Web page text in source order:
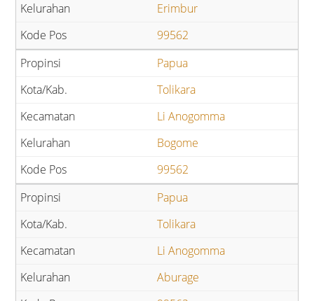
Erimbur
99562
Papua
Tolikara
Li Anogomma
Bogome
99562
Papua
Tolikara
Li Anogomma
Aburage